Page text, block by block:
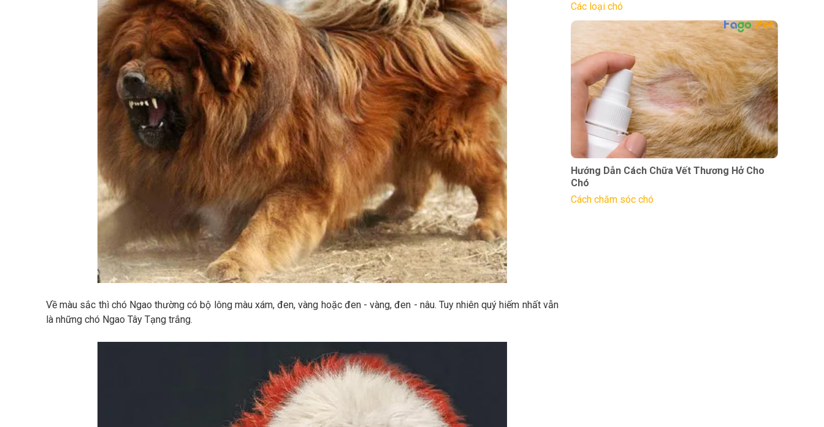
Về màu sắc thì chó Ngao thường có bộ lông màu xám, đen, vàng hoặc đen - vàng, đen - nâu. Tuy nhiên quý hiếm nhất vẫn
là những chó Ngao Tây Tạng trắng.
Các loại chó
Hướng Dẫn Cách Chữa Vết Thương Hở Cho
Chó
Cách chăm sóc chó